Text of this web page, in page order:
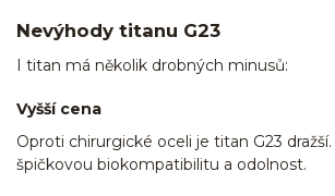
Nevýhody titanu G23
I titan má několik drobných minusů:
Vyšší cena
Oproti chirurgické oceli je titan G23
špičkovou biokompatibilitu a odolnost.